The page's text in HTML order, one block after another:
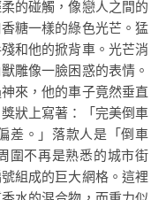
的碰觸，像戀人之間的
糖一樣的綠色光芒。猛
和他的掀背車。光芒消
雕像一臉困惑的表情。
來，他的車子竟然垂直
狀上寫著：「完美倒車
。」落款人是「倒車
圍不再是熟悉的城市街
組成的巨大網格。這裡